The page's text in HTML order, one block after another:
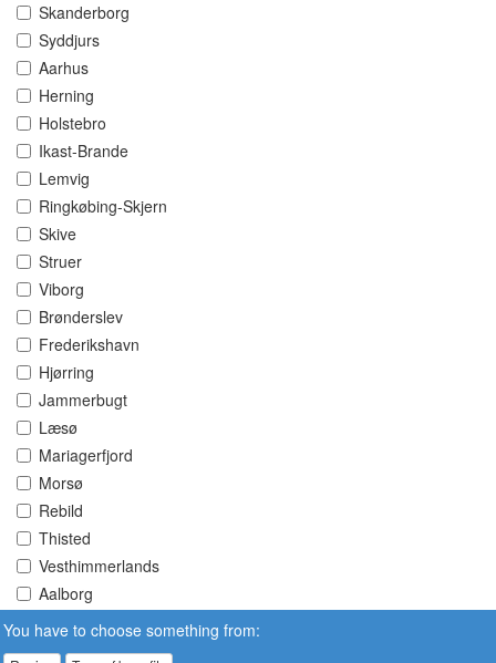
Skanderborg
Syddjurs
Aarhus
Herning
Holstebro
Ikast-Brande
Lemvig
Ringkøbing-Skjern
Skive
Struer
Viborg
Brønderslev
Frederikshavn
Hjørring
Jammerbugt
Læsø
Mariagerfjord
Morsø
Rebild
Thisted
Vesthimmerlands
Aalborg
You have to choose something from: